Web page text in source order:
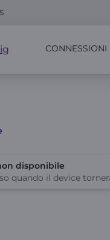
CONNESSIONI
disponibile
quando il device